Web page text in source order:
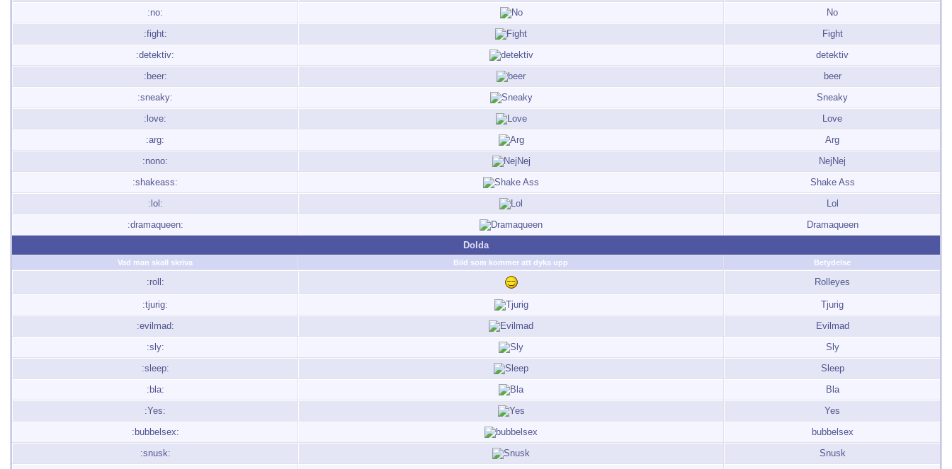
:no:
No
:fight:
Fight
:detektiv:
detektiv
:beer:
beer
:sneaky:
Sneaky
:love:
Love
:arg:
Arg
:nono:
NejNej
:shakeass:
Shake Ass
:lol:
Lol
:dramaqueen:
Dramaqueen
Dolda
Vad man skall skriva Bild som kommer att dyka upp Betydelse
:roll: Rolleyes
:tjurig:
Tjurig
:evilmad:
Evilmad
:sly:
Sly
:sleep:
Sleep
:bla:
Bla
:Yes:
Yes
:bubbelsex:
bubbelsex
:snusk:
Snusk